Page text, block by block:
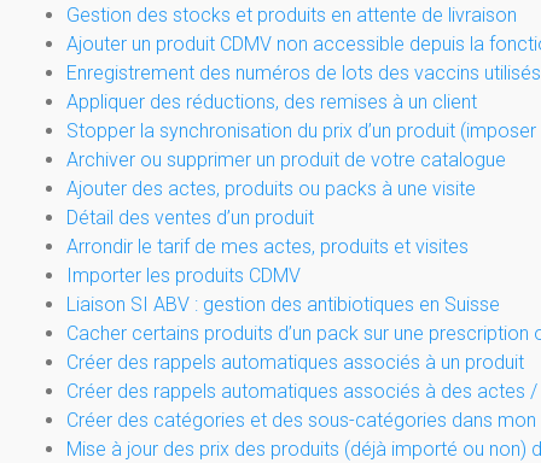
Gestion des stocks et produits en attente de livraison
Ajouter un produit CDMV non accessible depuis la
Enregistrement des numéros de lots des vaccins utilisés
Appliquer des réductions, des remises à un client
Stopper la synchronisation du prix d’un produit
Archiver ou supprimer un produit de votre catalogue
Ajouter des actes, produits ou packs à une visite
Détail des ventes d’un produit
Arrondir le tarif de mes actes, produits et visites
Importer les produits CDMV
Liaison SI ABV : gestion des antibiotiques en Suisse
Cacher certains produits d’un pack sur une prescription
Créer des rappels automatiques associés à un produit
Créer des rappels automatiques associés à des actes
Créer des catégories et des sous-catégories dans
Mise à jour des prix des produits (déjà importé ou non)